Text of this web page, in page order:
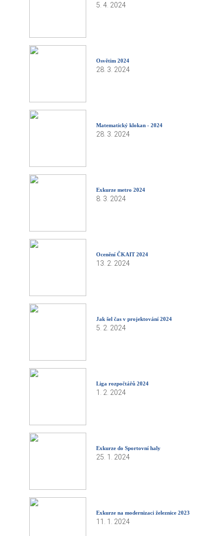
5. 4. 2024
Osvětim 2024
28. 3. 2024
Matematický klokan - 2024
28. 3. 2024
Exkurze metro 2024
8. 3. 2024
Ocenění ČKAIT 2024
13. 2. 2024
Jak šel čas v projektování 2024
5. 2. 2024
Liga rozpočtářů 2024
1. 2. 2024
Exkurze do Sportovní haly
25. 1. 2024
Exkurze na modernizaci železnice 2023
11. 1. 2024